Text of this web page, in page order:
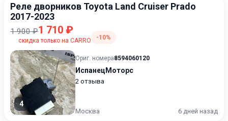
Реле дворников Toyota Land Cruiser Prado
2017-2023
1 900 ₽1 710 ₽
скидка только на CARRO -10%
4
Ориг. номера8594060120
ИспанецМоторс
2 отзыва
Москва 6 дней назад